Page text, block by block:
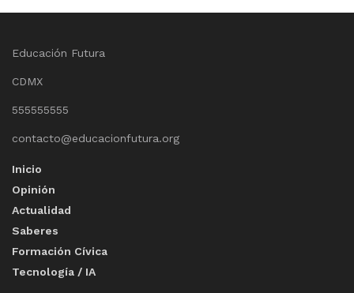
Educación Futura
CDMX
555555555
contacto@educacionfutura.org
Inicio
Opinión
Actualidad
Saberes
Formación Cívica
Tecnología / IA